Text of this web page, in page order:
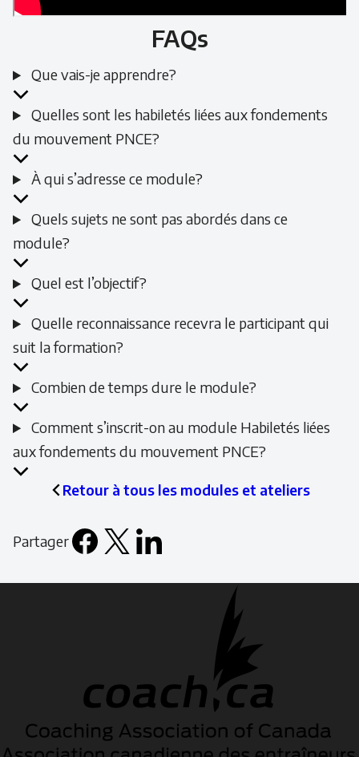
FAQs
Que vais-je apprendre?
Quelles sont les habiletés liées aux fondements
du mouvement PNCE?
À qui s’adresse ce module?
Quels sujets ne sont pas abordés dans ce
module?
Quel est l’objectif?
Quelle reconnaissance recevra le participant qui
suit la formation?
Combien de temps dure le module?
Comment s’inscrit-on au module Habiletés liées
aux fondements du mouvement PNCE?
Retour à tous les modules et ateliers
Partager
Facebook
X LinkedIn